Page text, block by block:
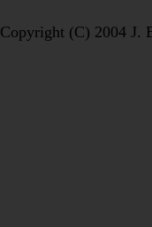
Copyright (C) 2004 J.